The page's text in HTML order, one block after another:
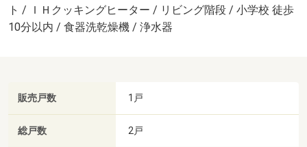
ト / ＩＨクッキングヒーター / リビング階段 / 小学校 徒歩
10分以内 / 食器洗乾燥機 / 浄水器
販売戸数 1戸
総戸数 2戸